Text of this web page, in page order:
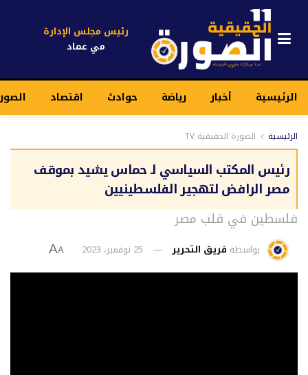
رئيس مجلس الإدارة
مي عماد
الرئيسية أخبار رياضة حوادث اقتصاد
الرئيسية الصورة الحقيقية TV
رئيس المكتب السياسي لـ حماس يشيد بموقف
مصر الرافض لتهجير الفلسطينيين
فلسطين في قلب مصر
بواسطة فريق التحرير 25 نوفمبر، 2023 A
A